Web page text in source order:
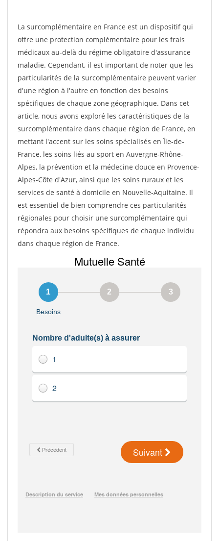
La surcomplémentaire en France est un dispositif qui
offre une protection complémentaire pour les frais
médicaux au-delà du régime obligatoire d'assurance
maladie. Cependant, il est important de noter que les
particularités de la surcomplémentaire peuvent varier
d'une région à l'autre en fonction des besoins
spécifiques de chaque zone géographique. Dans cet
article, nous avons exploré les caractéristiques de la
surcomplémentaire dans chaque région de France, en
mettant l'accent sur les soins spécialisés en Île-de-
France, les soins liés au sport en Auvergne-Rhône-
Alpes, la prévention et la médecine douce en Provence-
Alpes-Côte d'Azur, ainsi que les soins ruraux et les
services de santé à domicile en Nouvelle-Aquitaine. Il
est essentiel de bien comprendre ces particularités
régionales pour choisir une surcomplémentaire qui
répondra aux besoins spécifiques de chaque individu
dans chaque région de France.